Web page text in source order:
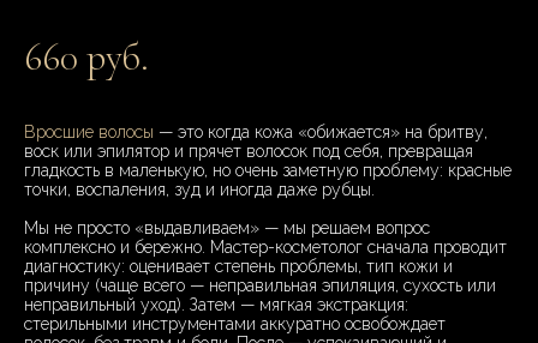
660 руб.
Вросшие волосы — это когда кожа «обижается» на бритву,
воск или эпилятор и прячет волосок под себя, превращая
гладкость в маленькую, но очень заметную проблему: красные
точки, воспаления, зуд и иногда даже рубцы.
Мы не просто «выдавливаем» — мы решаем вопрос
комплексно и бережно. Мастер-косметолог сначала проводит
диагностику: оценивает степень проблемы, тип кожи и
причину (чаще всего — неправильная эпиляция, сухость или
неправильный уход). Затем — мягкая экстракция:
стерильными инструментами аккуратно освобождает